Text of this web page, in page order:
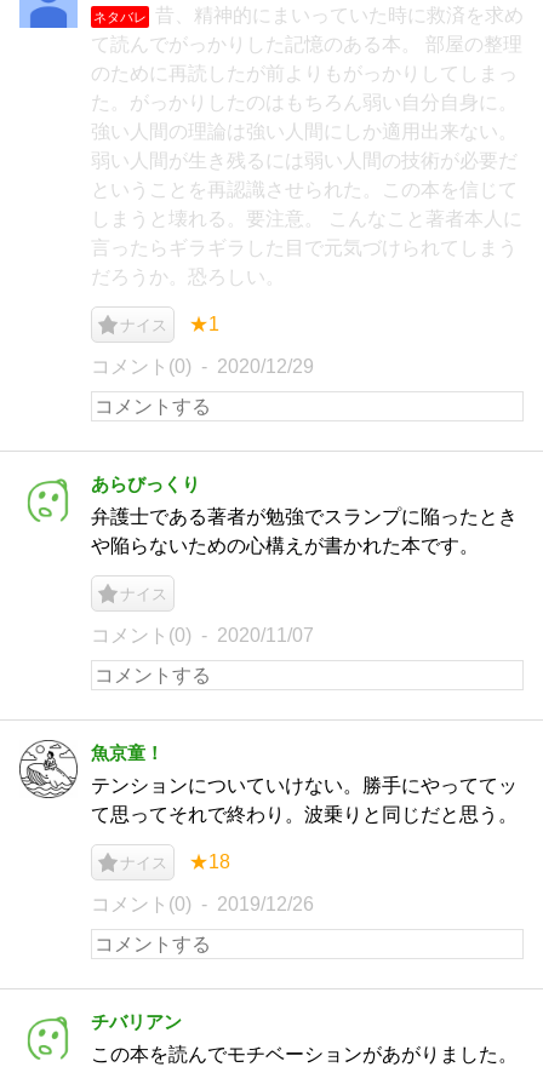
ネタバレ
昔、精神的にまいっていた時に救済を求め
て読んでがっかりした記憶のある本。 部屋の整理
のために再読したが前よりもがっかりしてしまっ
た。がっかりしたのはもちろん弱い自分自身に。
強い人間の理論は強い人間にしか適用出来ない。
弱い人間が生き残るには弱い人間の技術が必要だ
ということを再認識させられた。この本を信じて
しまうと壊れる。要注意。 こんなこと著者本人に
言ったらギラギラした目で元気づけられてしまう
だろうか。恐ろしい。
ナイス ★1
コメント(0) 2020/12/29
あらびっくり
弁護士である著者が勉強でスランプに陥ったとき
や陥らないための心構えが書かれた本です。
ナイス
コメント(0) 2020/11/07
魚京童！
テンションについていけない。勝手にやっててッ
て思ってそれで終わり。波乗りと同じだと思う。
ナイス ★18
コメント(0) 2019/12/26
チバリアン
この本を読んでモチベーションがあがりました。